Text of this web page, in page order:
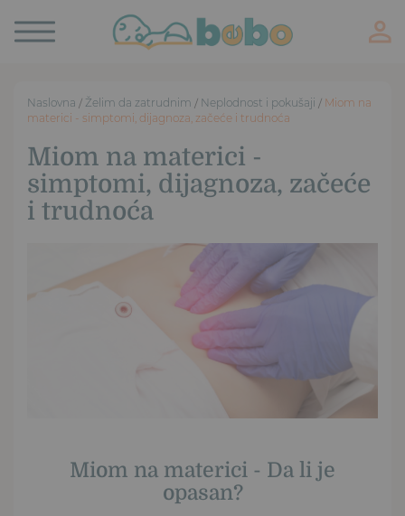
Toggle
navigation
Naslovna / Želim da zatrudnim / Neplodnost i pokušaji / Miom na
materici - simptomi, dijagnoza, začeće i trudnoća
Miom na materici -
simptomi, dijagnoza, začeće
i trudnoća
Miom na materici - Da li je
opasan?